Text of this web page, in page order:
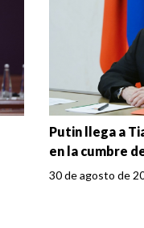
Putin llega a
en la cumbre
30 de agosto de